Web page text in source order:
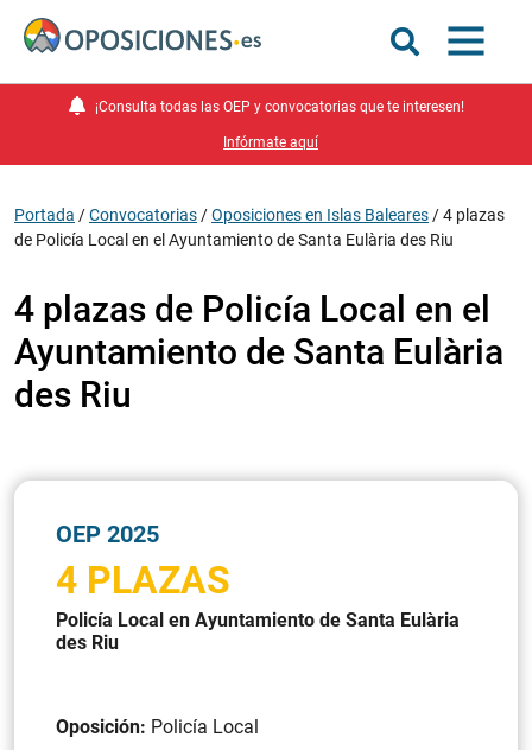
¡Consulta todas las OEP y convocatorias que te interesen!
Infórmate aquí
Portada /Convocatorias /Oposiciones en Islas Baleares /4 plazas
de Policía Local en el Ayuntamiento de Santa Eulària des Riu
4 plazas de Policía Local en el
Ayuntamiento de Santa Eulària
des Riu
OEP 2025
4 PLAZAS
Policía Local en Ayuntamiento de Santa Eulària
des Riu
Oposición: Policía Local